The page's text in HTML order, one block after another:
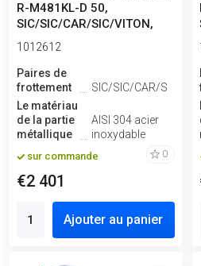
R-M481KL-D 50,
SIC/SIC/CAR/SIC/VITON,
304
1012612
Paires de
frottement
SIC/SIC/CAR/SIC
Le matériau
de la partie
métallique
AISI 304 acier
inoxydable
sur commande 0
€2 401
Ajouter au panier